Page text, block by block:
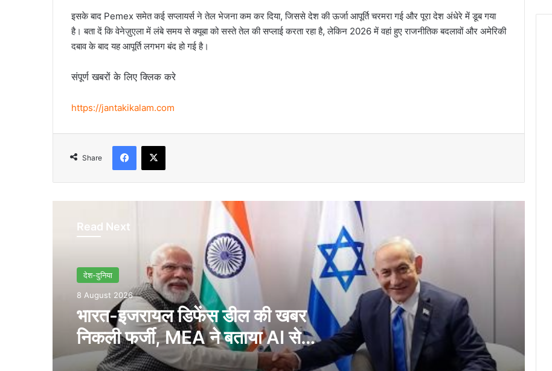
इसके बाद Pemex समेत कई सप्लायर्स ने तेल भेजना कम कर दिया, जिससे देश की ऊर्जा आपूर्ति चरमरा गई और पूरा देश अंधेरे में डूब गया
है। बता दें कि वेनेज़ुएला में लंबे समय से क्यूबा को सस्ते तेल की सप्लाई करता रहा है, लेकिन 2026 में वहां हुए राजनीतिक बदलावों और अमेरिकी
दबाव के बाद यह आपूर्ति लगभग बंद हो गई है।
संपूर्ण खबरों के लिए क्लिक करे
https://jantakikalam.com
Share
Facebook
X
Read Next
देश-दुनिया
8 August 2026
भारत-इजरायल डिफेंस डील की खबर
निकली फर्जी, MEA ने बताया AI से
फैलाई गई अफवाह
ट्रंप, कहा- ‘यह तो हमारे लिए अच्छी खबर है’
बौद्ध धर्म की प्रथाओं पर प्रतिबंध का विरोध पड़ा
भारी, चीन ने तिब्बती अफसर को दी सख्त सजा
‘ईरान नहीं चाहता हमला, अब परमाणु समझौते पर
फैसला लेने का समय’, डोनाल्ड ट्रंप का बड़ा बयान
सत्ता से बेदखल होने के बाद पहली बार दुनिया के
सामने आएंगी शेख हसीना, बताएंगी आगे का प्लान!